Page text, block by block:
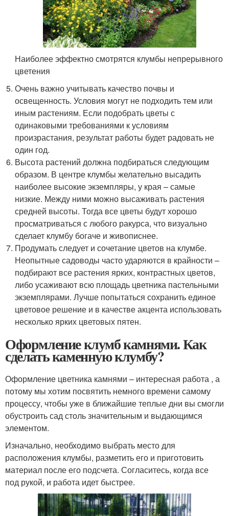
Наиболее эффектно смотрятся клумбы непрерывного
цветения
Очень важно учитывать качество почвы и
освещенность. Условия могут не подходить тем или
иным растениям. Если подобрать цветы с
одинаковыми требованиями к условиям
произрастания, результат работы будет радовать не
один год.
Высота растений должна подбираться следующим
образом. В центре клумбы желательно высадить
наиболее высокие экземпляры, у края – самые
низкие. Между ними можно высаживать растения
средней высоты. Тогда все цветы будут хорошо
просматриваться с любого ракурса, что визуально
сделает клумбу богаче и живописнее.
Продумать следует и сочетание цветов на клумбе.
Неопытные садоводы часто ударяются в крайности –
подбирают все растения ярких, контрастных цветов,
либо усаживают всю площадь цветника пастельными
экземплярами. Лучше попытаться сохранить единое
цветовое решение и в качестве акцента использовать
несколько ярких цветовых пятен.
Оформление клумб камнями. Как
сделать каменную клумбу?
Оформление цветника камнями – интересная работа , а
потому мы хотим посвятить немного времени самому
процессу, чтобы уже в ближайшие теплые дни вы смогли
обустроить сад столь значительным и выдающимся
элементом.
Изначально, необходимо выбрать место для
расположения клумбы, разметить его и приготовить
материал после его подсчета. Согласитесь, когда все
под рукой, и работа идет быстрее.